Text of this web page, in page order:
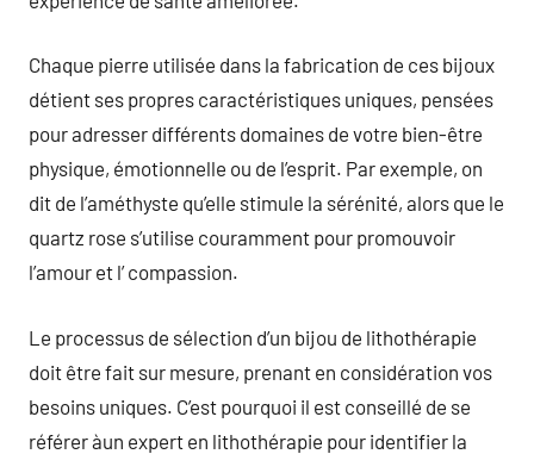
Chaque pierre utilisée dans la fabrication de ces bijoux
détient ses propres caractéristiques uniques, pensées
pour adresser différents domaines de votre bien-être
physique, émotionnelle ou de l’esprit. Par exemple, on
dit de l’améthyste qu’elle stimule la sérénité, alors que le
quartz rose s’utilise couramment pour promouvoir
l’amour et l’ compassion.
Le processus de sélection d’un bijou de lithothérapie
doit être fait sur mesure, prenant en considération vos
besoins uniques. C’est pourquoi il est conseillé de se
référer àun expert en lithothérapie pour identifier la